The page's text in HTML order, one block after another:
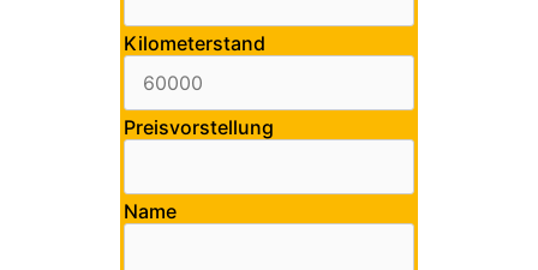
Kilometerstand
Preisvorstellung
Name